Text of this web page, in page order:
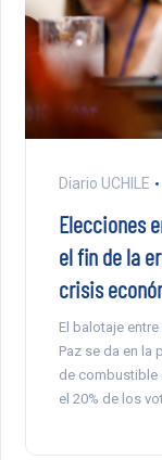
Diario UCHILE
Elecciones
el fin de la
crisis
El balotaje
Paz se da en la
de combustible
el 20% de los